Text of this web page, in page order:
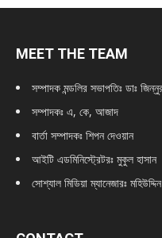
MEET THE TEAM
সম্পাদক মন্ডলির সভাপতিঃ ডাঃ
সম্পাদকঃ এ, কে, আজাদ
বার্তা সম্পাদকঃ শিপন দেওয়ান
আইটি এডমিনিস্ট্রেটরঃ মুকুল হাসান
সোশ্যাল মিডিয়া ম্যানেজারঃ